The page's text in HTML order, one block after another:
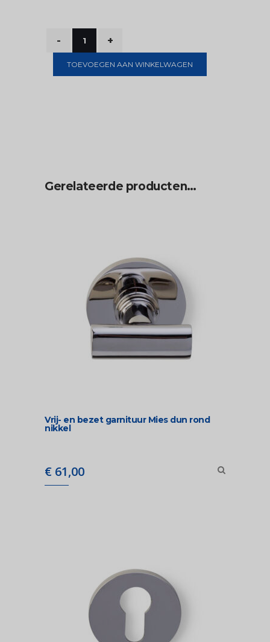
TOEVOEGEN AAN WINKELWAGEN
Gerelateerde producten…
Vrij- en bezet garnituur Mies dun rond
nikkel
€ 61,00